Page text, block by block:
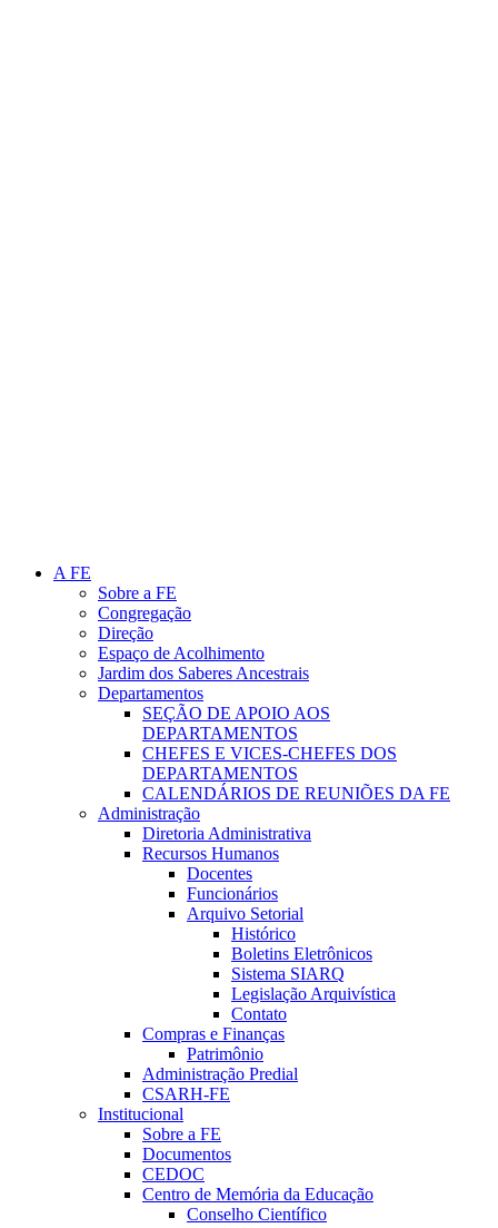
A FE
Sobre a FE
Congregação
Direção
Espaço de Acolhimento
Jardim dos Saberes Ancestrais
Departamentos
SEÇÃO DE APOIO AOS
DEPARTAMENTOS
CHEFES E VICES-CHEFES DOS
DEPARTAMENTOS
CALENDÁRIOS DE REUNIÕES DA FE
Administração
Diretoria Administrativa
Recursos Humanos
Docentes
Funcionários
Arquivo Setorial
Histórico
Boletins Eletrônicos
Sistema SIARQ
Legislação Arquivística
Contato
Compras e Finanças
Patrimônio
Administração Predial
CSARH-FE
Institucional
Sobre a FE
Documentos
CEDOC
Centro de Memória da Educação
Conselho Científico